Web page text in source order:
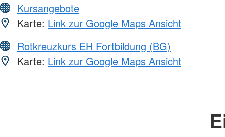
Kursangebote
Karte: Link zur Google Maps Ansicht
Rotkreuzkurs EH Fortbildung (BG)
Karte: Link zur Google Maps Ansicht